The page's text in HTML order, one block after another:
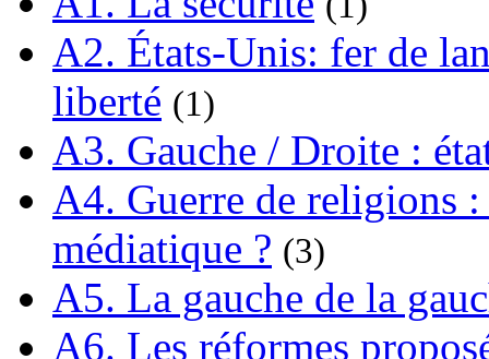
A2. États-Unis: fer de
liberté (1)
A3. Gauche / Droite :
A4. Guerre de religions
médiatique ? (3)
A5. La gauche de la
A6. Les réformes